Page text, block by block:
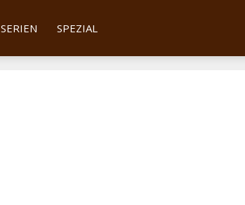
SERIEN SPEZIAL